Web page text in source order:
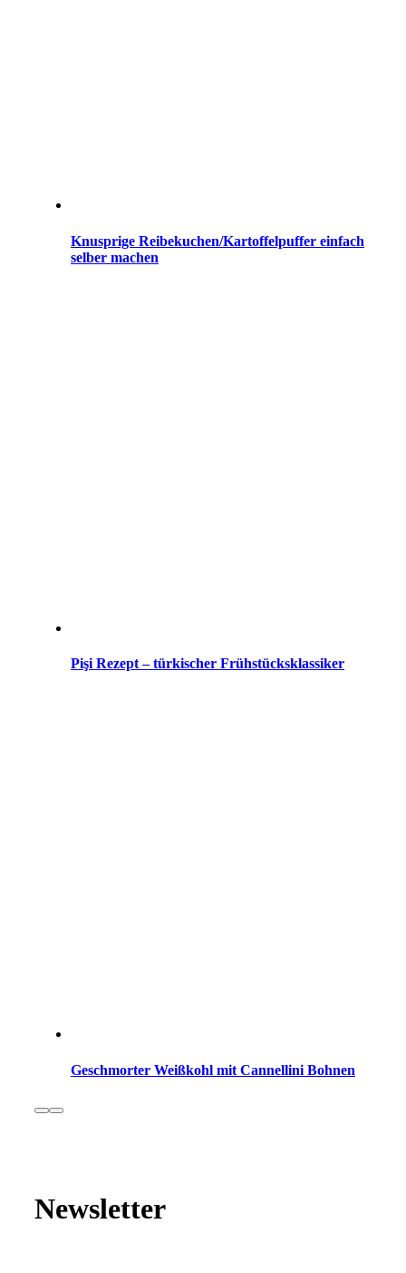
Knusprige Reibekuchen/Kartoffelpuffer einfach
selber machen
Pişi Rezept – türkischer Frühstücksklassiker
Geschmorter Weißkohl mit Cannellini Bohnen
Newsletter